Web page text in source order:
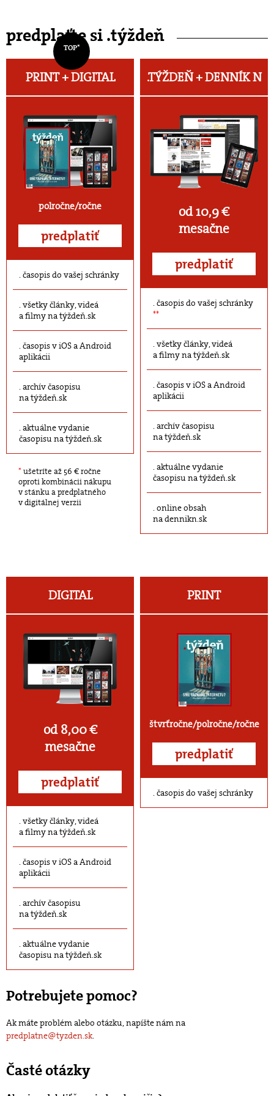
predplaťte si .týždeň
TOP*
PRINT + DIGITAL
polročne/ročne
predplatiť
časopis do vašej schránky
všetky články, videá
a filmy na týždeň.sk
časopis v iOS a Android
aplikácii
archív časopisu
na týždeň.sk
aktuálne vydanie
časopisu na týždeň.sk
* ušetríte až 56 € ročne
oproti kombinácii nákupu
v stánku a predplatného
v digitálnej verzii
.TÝŽDEŇ +DENNÍK N
od 10,9 €
mesačne
predplatiť
časopis do vašej schránky
**
všetky články, videá
a filmy na týždeň.sk
časopis v iOS a Android
aplikácii
archív časopisu
na týždeň.sk
aktuálne vydanie
časopisu na týždeň.sk
online obsah
na dennikn.sk
DIGITAL
od 8,00 €
mesačne
predplatiť
všetky články, videá
a filmy na týždeň.sk
časopis v iOS a Android
aplikácii
archív časopisu
na týždeň.sk
aktuálne vydanie
časopisu na týždeň.sk
PRINT
štvrťročne/polročne/ročne
predplatiť
časopis do vašej schránky
Potrebujete pomoc?
Ak máte problém alebo otázku, napíšte nám na
predplatne@tyzden.sk.
Časté otázky